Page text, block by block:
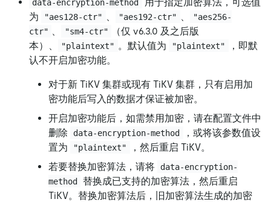
data-encryption-method
为
"aes128-ctr" "aes192-ctr"
"aes256-
ctr"
"sm4-ctr"
（仅 v6.3.0 及之后版
本）、
"plaintext" 。默认值为 "plaintext"
，即默
认不开启加密功能。
对于新 TiKV 集群或现有 TiKV 集群，只有启用加
密功能后写入的数据才保证被加密。
开启加密功能后，如需禁用加密，请在配置文件中
删除
data-encryption-method
，或将该参数值设
置为
"plaintext"
，然后重启 TiKV。
若要替换加密算法，请将
data-encryption-
method
替换成已支持的加密算法，然后重启
TiKV。替换加密算法后，旧加密算法生成的加密